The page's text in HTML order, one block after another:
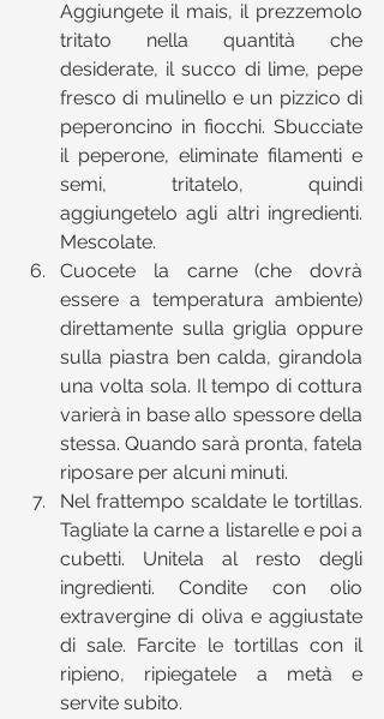
Aggiungete il mais, il prezzemolo
tritato nella quantità che
desiderate, il succo di lime, pepe
fresco di mulinello e un pizzico di
peperoncino in fiocchi. Sbucciate
il peperone, eliminate filamenti e
semi, tritatelo, quindi
aggiungetelo agli altri ingredienti.
Mescolate.
Cuocete la carne (che dovrà
essere a temperatura ambiente)
direttamente sulla griglia oppure
sulla piastra ben calda, girandola
una volta sola. Il tempo di cottura
varierà in base allo spessore della
stessa. Quando sarà pronta, fatela
riposare per alcuni minuti.
Nel frattempo scaldate le tortillas.
Tagliate la carne a listarelle e poi a
cubetti. Unitela al resto degli
ingredienti. Condite con olio
extravergine di oliva e aggiustate
di sale. Farcite le tortillas con il
ripieno, ripiegatele a metà e
servite subito.